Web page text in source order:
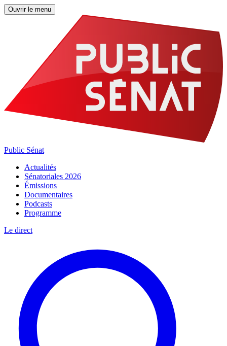
Ouvrir le menu
Public Sénat
Actualités
Sénatoriales 2026
Émissions
Documentaires
Podcasts
Programme
Le direct